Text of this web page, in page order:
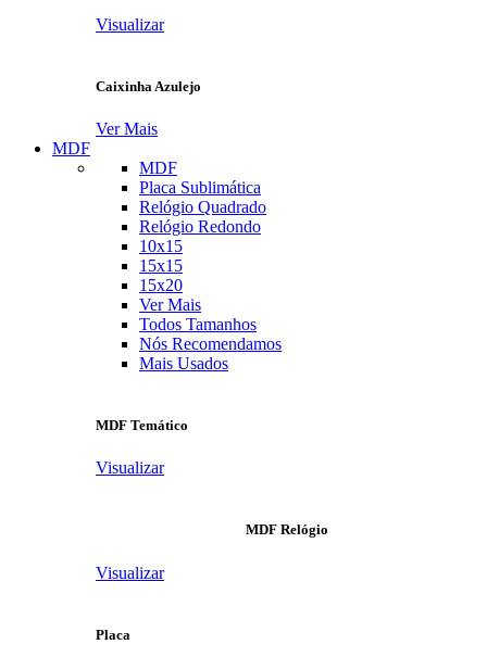
Visualizar
Caixinha Azulejo
Ver Mais
MDF
MDF
Placa Sublimática
Relógio Quadrado
Relógio Redondo
10x15
15x15
15x20
Ver Mais
Todos Tamanhos
Nós Recomendamos
Mais Usados
MDF Temático
Visualizar
MDF Relógio
Visualizar
Placa